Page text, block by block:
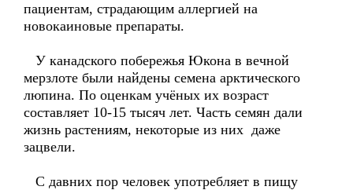
пациентам, страдающим аллергией на
новокаиновые препараты.
У канадского побережья Юкона в вечной
мерзлоте были найдены семена арктического
люпина. По оценкам учёных их возраст
составляет 10-15 тысяч лет. Часть семян дали
жизнь растениям, некоторые из них даже
зацвели.
С давних пор человек употребляет в пищу